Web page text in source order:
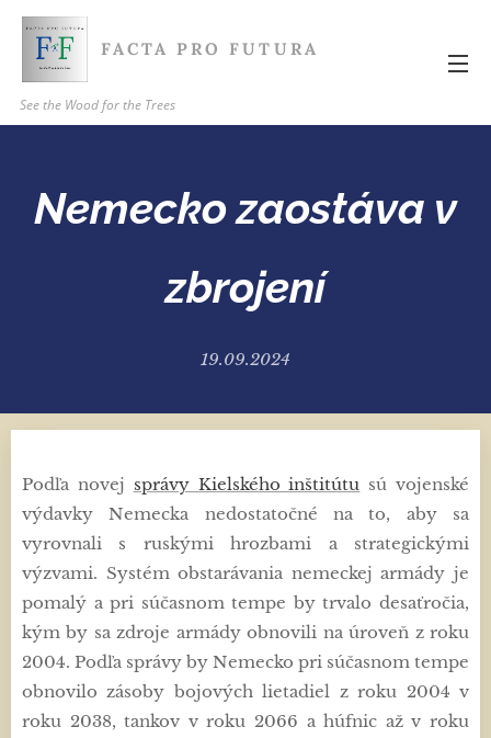
FACTA PRO FUTURA
See the Wood for the Trees
Nemecko zaostáva v
zbrojení
19.09.2024
Podľa novej správy Kielského inštitútu sú vojenské
výdavky Nemecka nedostatočné na to, aby sa
vyrovnali s ruskými hrozbami a strategickými
výzvami. Systém obstarávania nemeckej armády je
pomalý a pri súčasnom tempe by trvalo desaťročia,
kým by sa zdroje armády obnovili na úroveň z roku
2004. Podľa správy by Nemecko pri súčasnom tempe
obnovilo zásoby bojových lietadiel z roku 2004 v
roku 2038, tankov v roku 2066 a húfnic až v roku